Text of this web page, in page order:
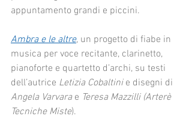
appuntamento grandi e piccini.
Ambra e le altre, un progetto di fiabe in
musica per voce recitante, clarinetto,
pianoforte e quartetto d’archi, su testi
dell’autrice Letizia Cobaltini e disegni di
Angela Varvara e Teresa Mazzilli (Arterè
Tecniche Miste).